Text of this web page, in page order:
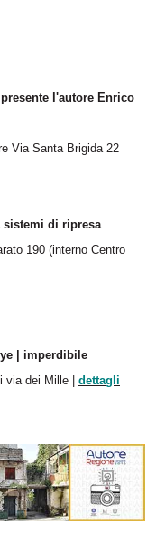
l'autore Enrico
Via Santa Brigida 22
sistemi di ripresa
190 (interno Centro
| imperdibile
via dei Mille | dettagli